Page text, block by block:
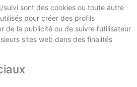
suivi sont des cookies ou toute autre
pour créer des profils
de la publicité ou de suivre l’utilisateur
sites web dans des finalités